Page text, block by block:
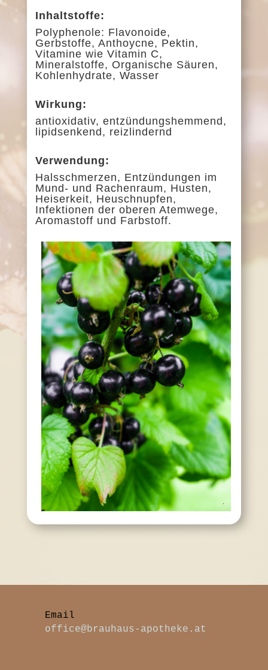
Inhaltstoffe:
Polyphenole: Flavonoide,
Gerbstoffe, Anthoycne, Pektin,
Vitamine wie Vitamin C,
Mineralstoffe, Organische Säuren,
Kohlenhydrate, Wasser
Wirkung:
antioxidativ, entzündungshemmend,
lipidsenkend, reizlindernd
Verwendung:
Halsschmerzen, Entzündungen im
Mund- und Rachenraum, Husten,
Heiserkeit, Heuschnupfen,
Infektionen der oberen Atemwege,
Aromastoff und Farbstoff.
office@brauhaus-apotheke.at